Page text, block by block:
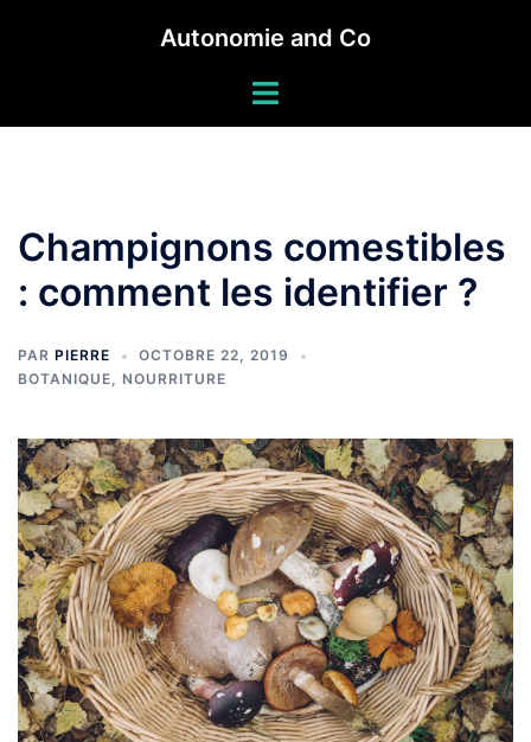
Autonomie and Co
Champignons comestibles
: comment les identifier ?
PAR PIERRE
OCTOBRE 22, 2019
BOTANIQUE, NOURRITURE